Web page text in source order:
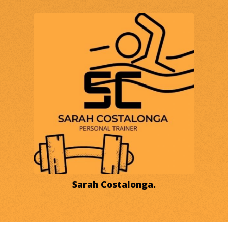
Sarah Costalonga.